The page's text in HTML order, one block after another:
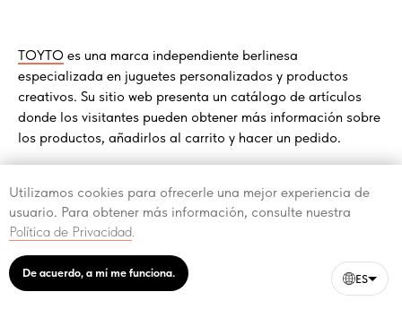
TOYTO es una marca independiente berlinesa
especializada en juguetes personalizados y productos
creativos. Su sitio web presenta un catálogo de artículos
donde los visitantes pueden obtener más información sobre
los productos, añadirlos al carrito y hacer un pedido.
Utilizamos cookies para ofrecerle una mejor experiencia de
usuario. Para obtener más información, consulte nuestra
Política de Privacidad.
De acuerdo, a mí me funciona. ES